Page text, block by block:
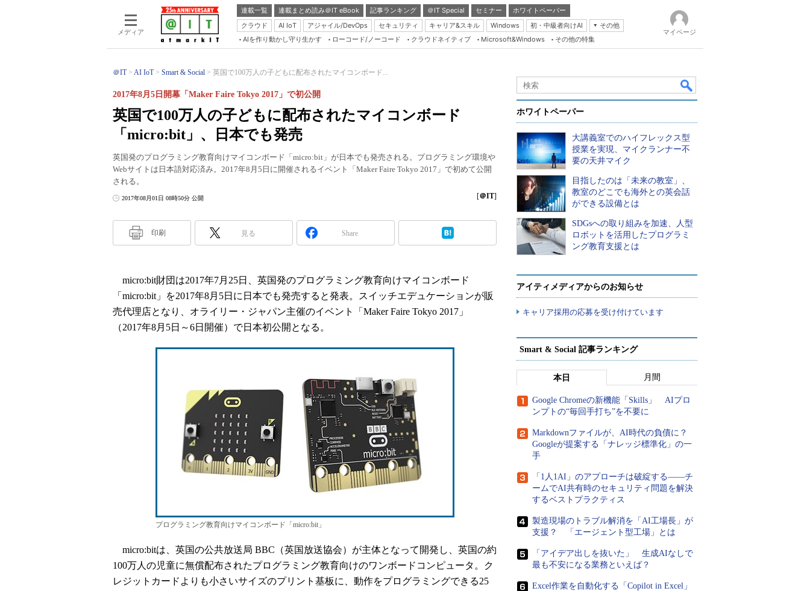
メディア
連載一覧 連載まとめ読み＠IT eBook 記事ランキング ＠IT Special セミナー
ホワイトペーパー
クラウド
AI IoT アジャイル/DevOps セキュリティ キャリア&スキル Windows 初・中級者向けAI
その他
Server & Storage
Database Expert
Linux ＆ OSS
Master of IP Network
Security & Trust
Test & Tools
AIを作り動かし守り生かす ローコード/ノーコード クラウドネイティブ Microsoft&Windows その他の特集
マイページ
＠IT AI IoT Smart & Social 英国で100万人の子どもに配布されたマイコンボード...
英国で100万人の子どもに配布されたマイコンボード
「micro:bit」、日本でも発売
2017年8月5日開幕「Maker Faire Tokyo 2017」で初公開
英国発のプログラミング教育向けマイコンボード「micro:bit」が日本でも発売される。プログラミング環境や
Webサイトは日本語対応済み。2017年8月5日に開催されるイベント「Maker Faire Tokyo 2017」で初めて公開
される。
2017年08月01日 08時50分 公開 [＠IT]
印刷 見る Share
micro:bit財団は2017年7月25日、英国発のプログラミング教育向けマイコンボード
「micro:bit」を2017年8月5日に日本でも発売すると発表。スイッチエデュケーションが販
売代理店となり、オライリー・ジャパン主催のイベント「Maker Faire Tokyo 2017」
（2017年8月5日～6日開催）で日本初公開となる。
プログラミング教育向けマイコンボード「micro:bit」
micro:bitは、英国の公共放送局 BBC（英国放送協会）が主体となって開発し、英国の約
100万人の児童に無償配布されたプログラミング教育向けのワンボードコンピュータ。ク
レジットカードよりも小さいサイズのプリント基板に、動作をプログラミングできる25
ホワイトペーパー
大講義室でのハイフレックス型
授業を実現、マイクランナー不
要の天井マイク
目指したのは「未来の教室」、
教室のどこでも海外との英会話
ができる設備とは
SDGsへの取り組みを加速、人型
ロボットを活用したプログラミ
ング教育支援とは
アイティメディアからのお知らせ
キャリア採用の応募を受け付けています
Smart & Social 記事ランキング
本日 月間
Google Chromeの新機能「Skills」 AIプロ
ンプトの“毎回手打ち”を不要に
Markdownファイルが、AI時代の負債に？
Googleが提案する「ナレッジ標準化」の一
手
「1人1AI」のアプローチは破綻する――チ
ームでAI共有時のセキュリティ問題を解決
するベストプラクティス
製造現場のトラブル解消を「AI工場長」が
支援？ 「エージェント型工場」とは
「アイデア出しを抜いた」 生成AIなしで
最も不安になる業務といえば？
Excel作業を自動化する「Copilot in Excel」